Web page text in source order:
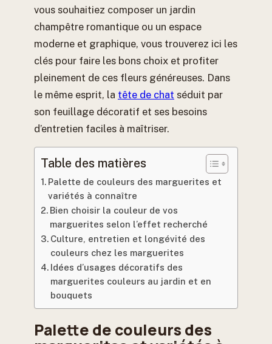
vous souhaitiez composer un jardin
champêtre romantique ou un espace
moderne et graphique, vous trouverez ici les
clés pour faire les bons choix et profiter
pleinement de ces fleurs généreuses. Dans
le même esprit, la tête de chat séduit par
son feuillage décoratif et ses besoins
d’entretien faciles à maîtriser.
Table des matières
Palette de couleurs des marguerites et
variétés à connaître
Bien choisir la couleur de vos
marguerites selon l’effet recherché
Culture, entretien et longévité des
couleurs chez les marguerites
Idées d’usages décoratifs des
marguerites couleurs au jardin et en
bouquets
Palette de couleurs des